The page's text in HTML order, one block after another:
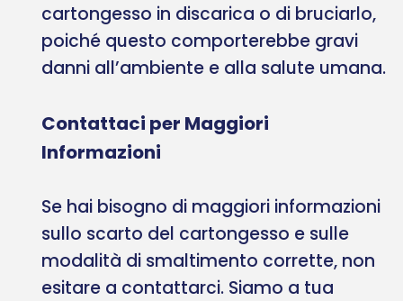
cartongesso in discarica o di bruciarlo,
poiché questo comporterebbe gravi
danni all’ambiente e alla salute umana.
Contattaci per Maggiori
Informazioni
Se hai bisogno di maggiori informazioni
sullo scarto del cartongesso e sulle
modalità di smaltimento corrette, non
esitare a contattarci. Siamo a tua